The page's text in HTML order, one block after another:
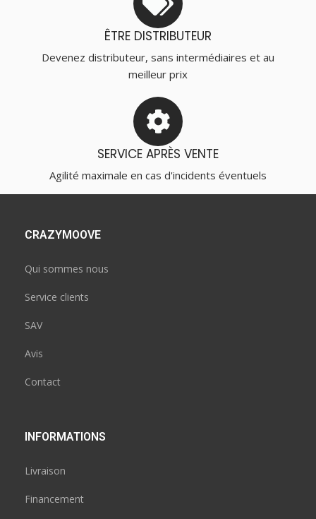
ÊTRE DISTRIBUTEUR
Devenez distributeur, sans intermédiaires et au
meilleur prix
SERVICE APRÈS VENTE
Agilité maximale en cas d'incidents éventuels
CRAZYMOOVE
Qui sommes nous
Service clients
SAV
Avis
Contact
INFORMATIONS
Livraison
Financement